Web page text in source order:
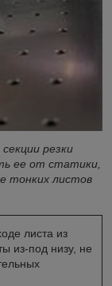
резки
ее от статики,
тонких листов
листа из
из-под низу, не